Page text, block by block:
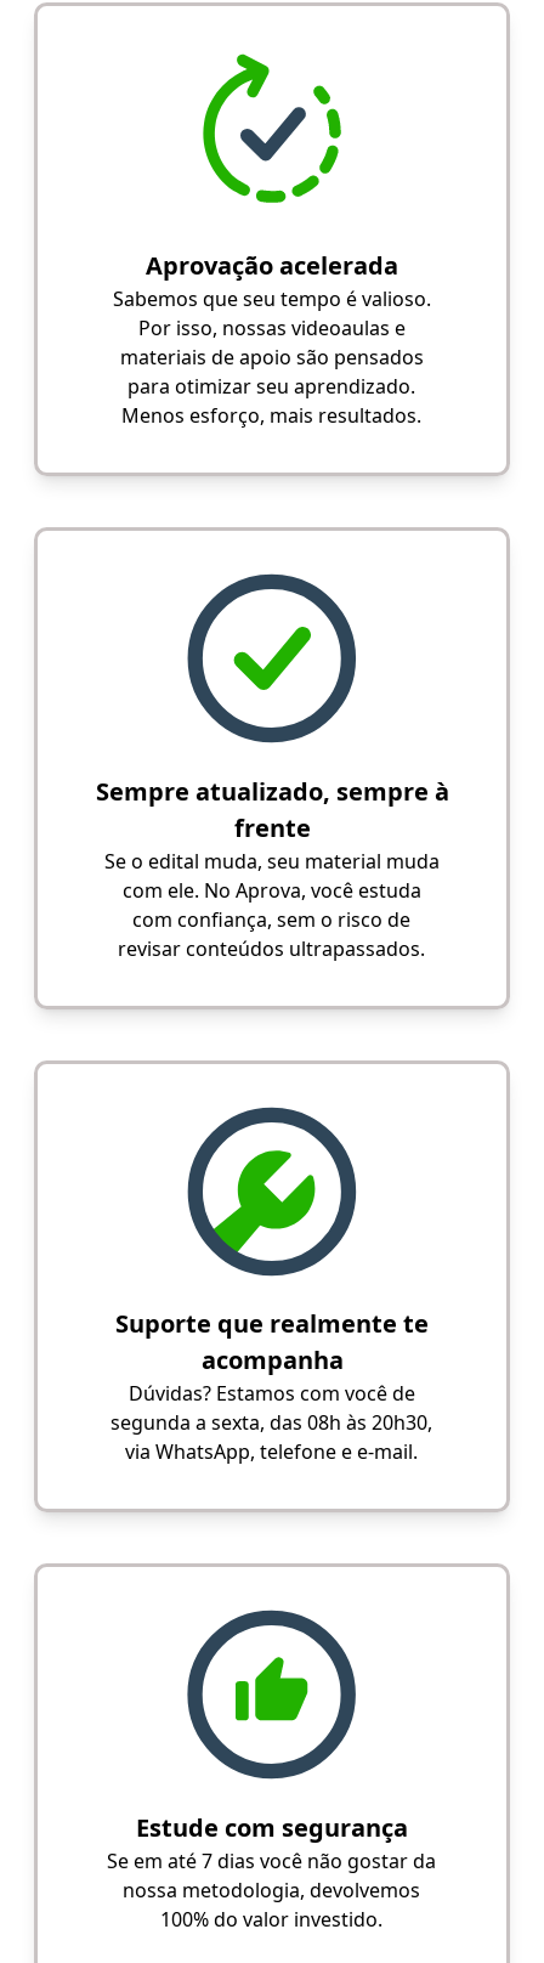
Aprovação acelerada
Sabemos que seu tempo é valioso.
Por isso, nossas videoaulas e
materiais de apoio são pensados
para otimizar seu aprendizado.
Menos esforço, mais resultados.
Sempre atualizado, sempre à
frente
Se o edital muda, seu material muda
com ele. No Aprova, você estuda
com confiança, sem o risco de
revisar conteúdos ultrapassados.
Suporte que realmente te
acompanha
Dúvidas? Estamos com você de
segunda a sexta, das 08h às 20h30,
via WhatsApp, telefone e e-mail.
Estude com segurança
Se em até 7 dias você não gostar da
nossa metodologia, devolvemos
100% do valor investido.